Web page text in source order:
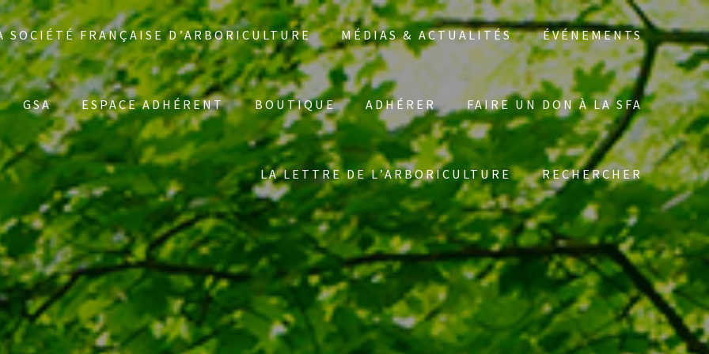
SOCIÉTÉ FRANÇAISE D’ARBORICULTURE MÉDIAS & ACTUALITÉS ÉVÉNEMENTS
GSA ESPACE ADHÉRENT BOUTIQUE ADHÉRER FAIRE UN DON À LA SFA
LA LETTRE DE L’ARBORICULTURE RECHERCHER
Search
for: